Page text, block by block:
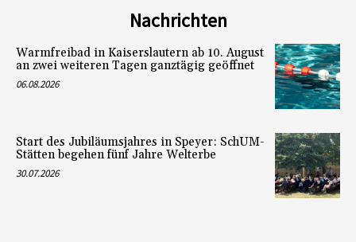
Nachrichten
Warmfreibad in Kaiserslautern ab 10. August
an zwei weiteren Tagen ganztägig geöffnet
06.08.2026
Start des Jubiläumsjahres in Speyer: SchUM-
Stätten begehen fünf Jahre Welterbe
30.07.2026